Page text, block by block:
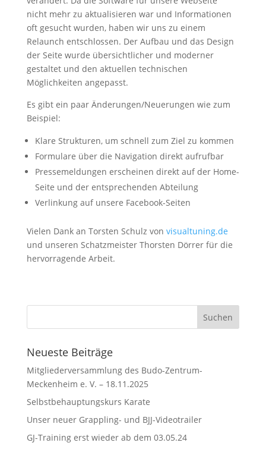
nicht mehr zu aktualisieren war und Informationen
oft gesucht wurden, haben wir uns zu einem
Relaunch entschlossen. Der Aufbau und das Design
der Seite wurde übersichtlicher und moderner
gestaltet und den aktuellen technischen
Möglichkeiten angepasst.
Es gibt ein paar Änderungen/Neuerungen wie zum
Beispiel:
Klare Strukturen, um schnell zum Ziel zu kommen
Formulare über die Navigation direkt aufrufbar
Pressemeldungen erscheinen direkt auf der Home-
Seite und der entsprechenden Abteilung
Verlinkung auf unsere Facebook-Seiten
Vielen Dank an Torsten Schulz von visualtuning.de
und unseren Schatzmeister Thorsten Dörrer für die
hervorragende Arbeit.
Neueste Beiträge
Mitgliederversammlung des Budo-Zentrum-
Meckenheim e. V. – 18.11.2025
Selbstbehauptungskurs Karate
Unser neuer Grappling- und BJJ-Videotrailer
GJ-Training erst wieder ab dem 03.05.24